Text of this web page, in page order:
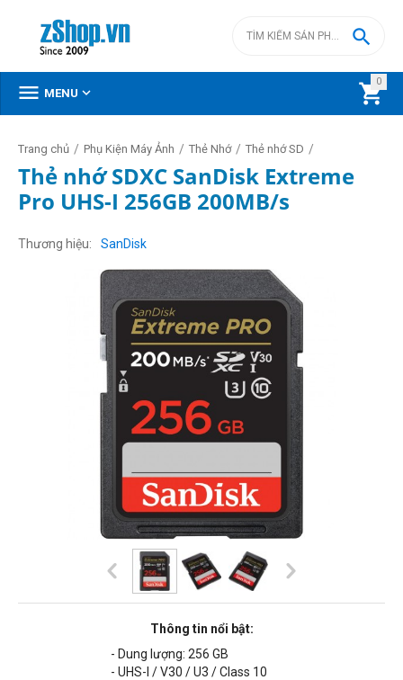
0


 MENU 
Trang chủ / Phụ Kiện Máy Ảnh / Thẻ Nhớ / Thẻ nhớ SD /
Thẻ nhớ SDXC SanDisk Extreme
Pro UHS-I 256GB 200MB/s
Thương hiệu SanDisk
Thông tin nổi bật:
- Dung lượng: 256 GB
- UHS-I / V30 / U3 / Class 10